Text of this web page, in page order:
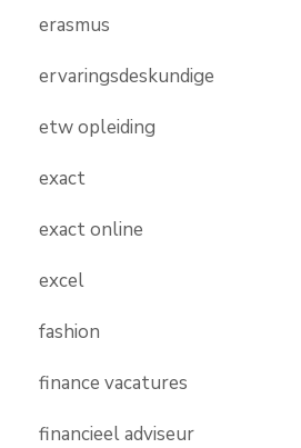
erasmus
ervaringsdeskundige
etw opleiding
exact
exact online
excel
fashion
finance vacatures
financieel adviseur